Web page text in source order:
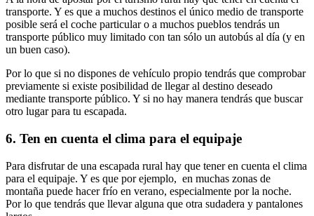
transporte. Y es que a muchos destinos el único medio de transporte
posible será el coche particular o a muchos pueblos tendrás un
transporte público muy limitado con tan sólo un autobús al día (y en
un buen caso).
Por lo que si no dispones de vehículo propio tendrás que comprobar
previamente si existe posibilidad de llegar al destino deseado
mediante transporte público. Y si no hay manera tendrás que buscar
otro lugar para tu escapada.
6. Ten en cuenta el clima para el equipaje
Para disfrutar de una escapada rural hay que tener en cuenta el clima
para el equipaje. Y es que por ejemplo, en muchas zonas de
montaña puede hacer frío en verano, especialmente por la noche.
Por lo que tendrás que llevar alguna que otra sudadera y pantalones